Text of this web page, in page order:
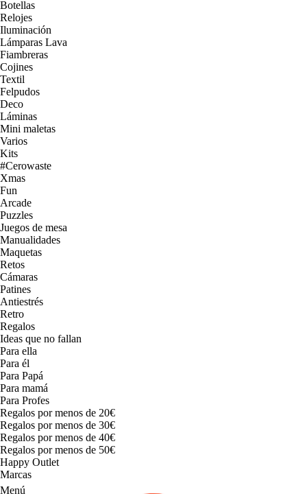
Botellas
Relojes
Iluminación
Lámparas Lava
Fiambreras
Cojines
Textil
Felpudos
Deco
Láminas
Mini maletas
Varios
Kits
#Cerowaste
Xmas
Fun
Arcade
Puzzles
Juegos de mesa
Manualidades
Maquetas
Retos
Cámaras
Patines
Antiestrés
Retro
Regalos
Ideas que no fallan
Para ella
Para él
Para Papá
Para mamá
Para Profes
Regalos por menos de 20€
Regalos por menos de 30€
Regalos por menos de 40€
Regalos por menos de 50€
Happy Outlet
Marcas